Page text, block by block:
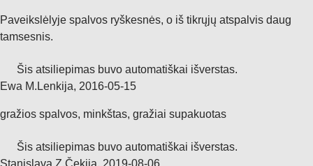
Paveikslėlyje spalvos ryškesnės, o iš tikrųjų atspalvis daug
tamsesnis.
Šis atsiliepimas buvo automatiškai išverstas.
Ewa M. Lenkija, 2016‑05‑15
gražios spalvos, minkštas, gražiai supakuotas
Šis atsiliepimas buvo automatiškai išverstas.
Stanislava Z.Čekija, 2019‑08‑06